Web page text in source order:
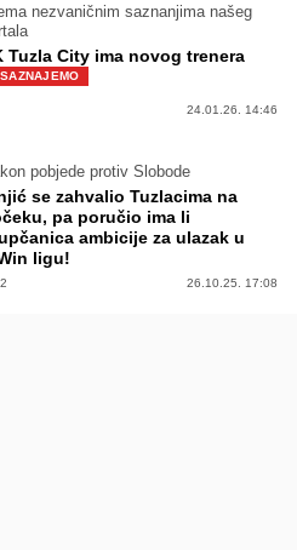
nezvaničnim saznanjima našeg
Tuzla City ima novog trenera
SAZNAJEMO
24.01.26. 14:46
pobjede protiv Slobode
se zahvalio Tuzlacima na
pa poručio ima li
ambicije za ulazak u
ligu!
2 26.10.25. 17:08